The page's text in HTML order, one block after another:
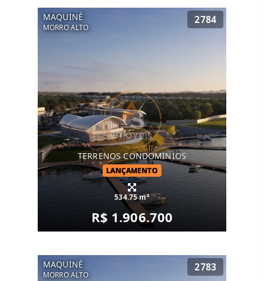
MAQUINÉ
MORRO ALTO
2784
TERRENOS CONDOMINIOS
LANÇAMENTO
534.75 m²
R$ 1.906.700
MAQUINÉ
MORRO ALTO
2783